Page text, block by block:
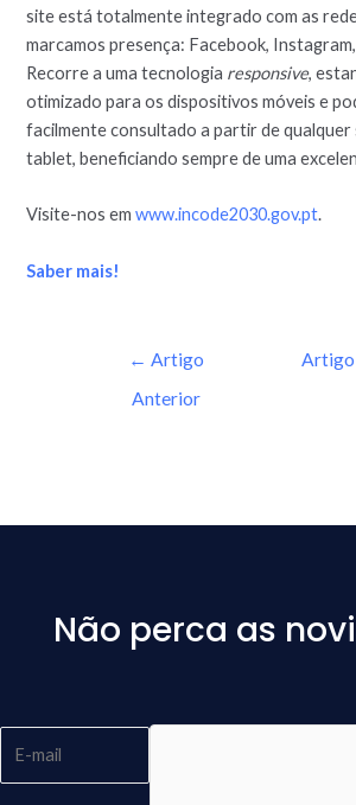
site está totalmente integrado com as
marcamos presença: Facebook,
Recorre a uma tecnologia responsive,
otimizado para os dispositivos móveis e
facilmente consultado a partir de
tablet, beneficiando sempre de uma
Visite-nos emwww.incode2030.gov.pt.
Saber mais!
← Artigo
Anterior
Artigo
Não perca as